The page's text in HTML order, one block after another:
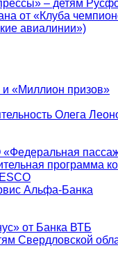
– детям
от «Клуба
авиалинии»)
«Миллион призов»
Олега
программа
Альфа-Банка
от Банка ВТБ
Свердловской